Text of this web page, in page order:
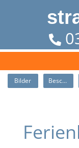
Bilder Beschreibung